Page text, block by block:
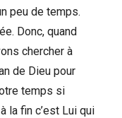
peu de temps.
Donc, quand
chercher à
de Dieu pour
temps si
la fin c’est Lui qui